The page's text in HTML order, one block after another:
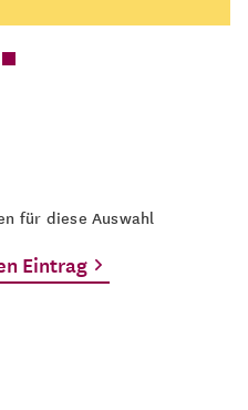
für diese Auswahl
Eintrag